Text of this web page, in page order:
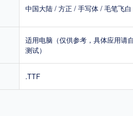
中国大陆 / 方正 / 手写体 / 毛笔飞白
适用电脑（仅供参考，具体应用请
测试）
.TTF